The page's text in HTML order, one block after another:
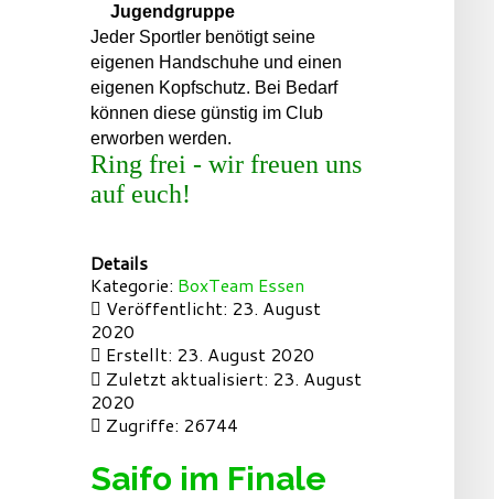
Jugendgruppe
Jeder Sportler benötigt seine
eigenen Handschuhe und einen
eigenen Kopfschutz. Bei Bedarf
können diese günstig im Club
erworben werden.
Ring frei - wir freuen uns
auf euch!
Details
Kategorie: BoxTeam Essen
Veröffentlicht: 23. August
2020
Erstellt: 23. August 2020
Zuletzt aktualisiert: 23. August
2020
Zugriffe: 26744
Saifo im Finale